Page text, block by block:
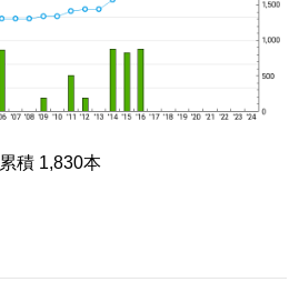
累積 1,830本